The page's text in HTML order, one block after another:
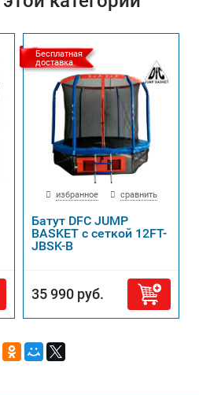
Бесплатная
доставка
избранное сравнить
Батут DFC JUMP
BASKET с сеткой 12FT-
JBSK-B
35 990 руб.